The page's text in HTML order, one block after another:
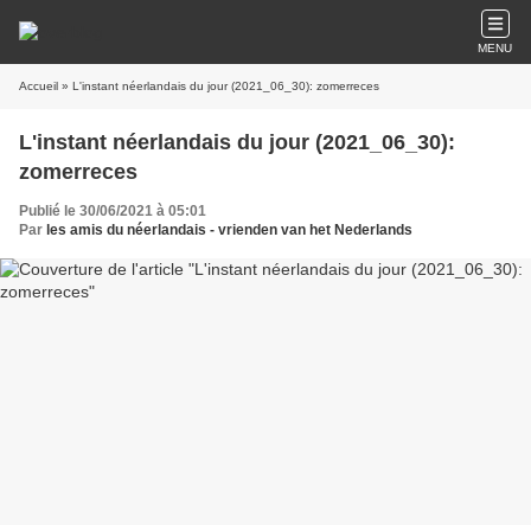
MENU
Accueil » L'instant néerlandais du jour (2021_06_30): zomerreces
L'instant néerlandais du jour (2021_06_30):
zomerreces
Publié le 30/06/2021 à 05:01
Par les amis du néerlandais - vrienden van het Nederlands